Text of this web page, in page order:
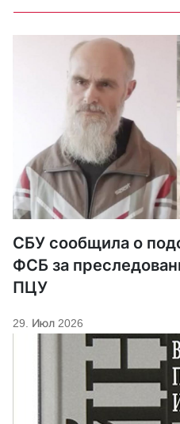
СБУ сообщила о
ФСБ за
ПЦУ
29. Июл 2026